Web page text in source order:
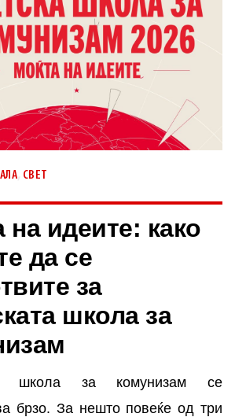
, СВЕТ
на идеите: како
да се
за
школа за
школа за комунизам се
брзо. За нешто повеќе од три